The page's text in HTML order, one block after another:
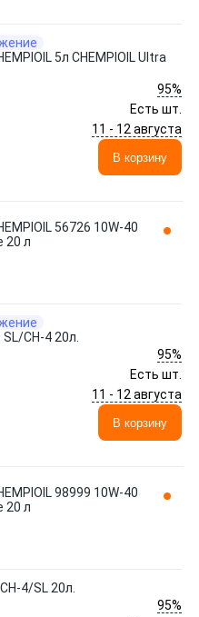
5л CHEMPIOIL Ultra
95%
Есть шт.
11 - 12 августа
В корзину
56726 10W-40
20 л
CH-4 20л.
95%
Есть шт.
11 - 12 августа
В корзину
98999 10W-40
20 л
4/SL 20л.
95%